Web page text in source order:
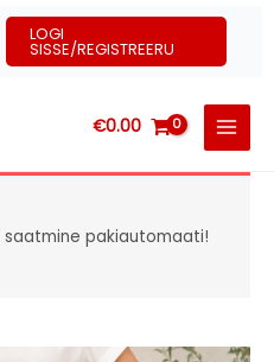
LOGI
SISSE/REGISTREERU
€0.00
pakiautomaati!